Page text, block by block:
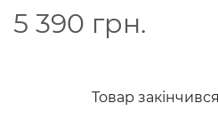
5 390 грн.
Товар